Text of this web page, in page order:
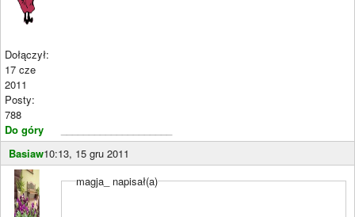
Dołączył:
17 cze
2011
Posty:
788
Do góry
Basiaw10:13, 15 gru 2011
magja_ napisał(a)